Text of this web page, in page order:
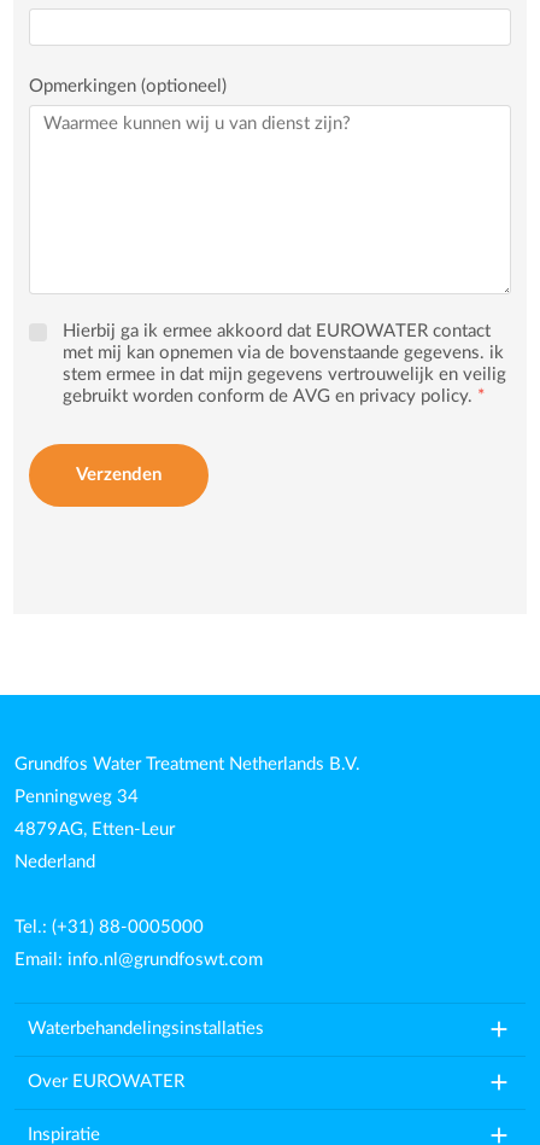
Opmerkingen (optioneel)
Hierbij ga ik ermee akkoord dat EUROWATER contact
met mij kan opnemen via de bovenstaande gegevens. ik
stem ermee in dat mijn gegevens vertrouwelijk en veilig
gebruikt worden conform de AVG en privacy policy. *
Verzenden
Grundfos Water Treatment Netherlands B.V.
Penningweg 34
4879AG, Etten-Leur
Nederland
Tel.: (+31) 88-0005000
Email: info.nl@grundfoswt.com
Waterbehandelingsinstallaties add
Over EUROWATER add
Inspiratie add